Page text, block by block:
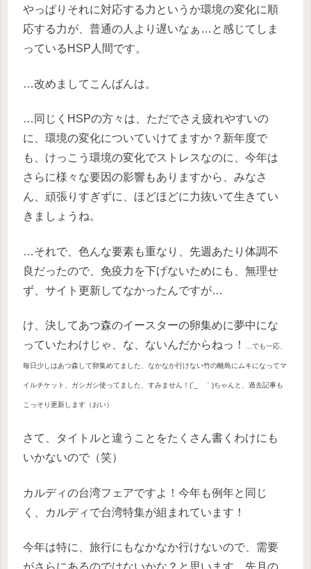
やっぱりそれに対応する力というか環境の変化に順
応する力が、普通の人より遅いなぁ…と感じてしま
っているHSP人間です。
…改めましてこんばんは。
…同じくHSPの方々は、ただでさえ疲れやすいの
に、環境の変化についていけてますか？新年度で
も、けっこう環境の変化でストレスなのに、今年は
さらに様々な要因の影響もありますから、みなさ
ん、頑張りすぎずに、ほどほどに力抜いて生きてい
きましょうね。
…それで、色んな要素も重なり、先週あたり体調不
良だったので、免疫力を下げないためにも、無理せ
ず、サイト更新してなかったんですが…
け、決してあつ森のイースターの卵集めに夢中にな
っていたわけじゃ、な、ないんだからねっ！
…でも一応、
毎日少しはあつ森して卵集めてました、なかなか行けない竹の離島にムキになってマ
イルチケット、ガシガシ使ってました、すみません！(´_ゝ｀)ちゃんと、過去記事も
こっそり更新します（おい）
さて、タイトルと違うことをたくさん書くわけにも
いかないので（笑）
カルディの台湾フェアですよ！今年も例年と同じ
く、カルディで台湾特集が組まれています！
今年は特に、旅行にもなかなか行けないので、需要
がさらにあるのではないかな？と思います。先月の